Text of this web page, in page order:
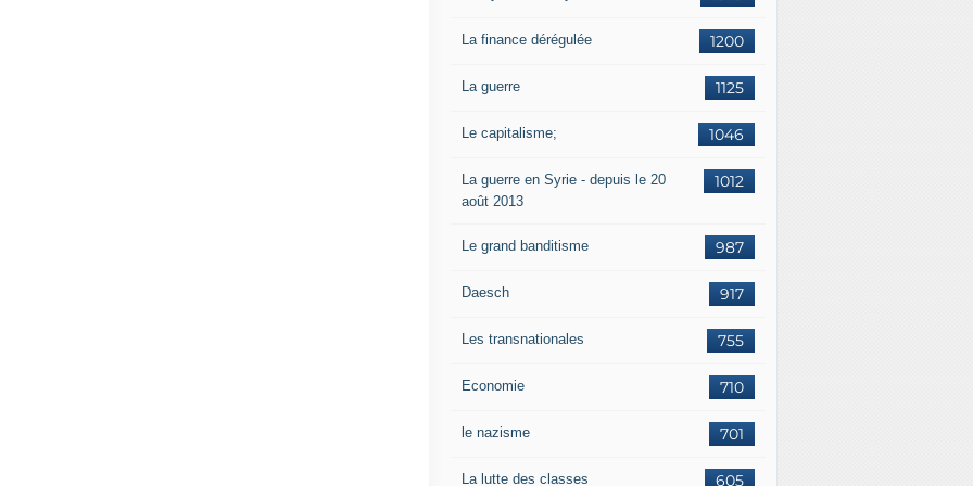
1200
La finance dérégulée
1125
La guerre
1046
Le capitalisme;
1012
La guerre en Syrie - depuis le 20
août 2013
987
Le grand banditisme
917
Daesch
755
Les transnationales
710
Economie
701
le nazisme
605
La lutte des classes